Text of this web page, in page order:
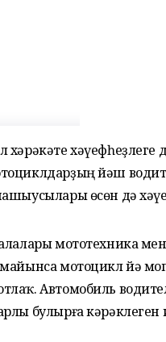
хәүефһеҙлеге
йәш
өсөн дә
мототехника
мотоцикл йә
Автомобиль
булырға